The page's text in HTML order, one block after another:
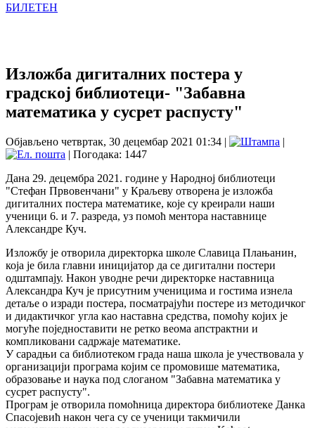
БИЛЕТЕН
Изложба дигиталних постера у
градској библиотеци- "Забавна
математика у сусрет распусту"
Објављено четвртак, 30 децембар 2021 01:34 |
|
| Погодака: 1447
Дана 29. децембра 2021. године у Народној библиотеци
"Стефан Првовенчани" у Краљеву отворена је изложба
дигиталних постера математике, које су креирали наши
ученици 6. и 7. разреда, уз помоћ ментора наставнице
Александре Куч.
Изложбу је отворила директорка школе Славица Плањанин,
која је била главни иницијатор да се дигитални постери
одштампају. Након уводне речи директорке наставница
Александра Куч је присутним ученицима и гостима изнела
детаље о изради постера, посматрајући постере из методичког
и дидактичког угла као наставна средства, помоћу којих је
могуће поједноставити не ретко веома апстрактни и
компликовани садржаје математике.
У сарадњи са библиотеком града наша школа је учествовала у
организацији програма којим се промовише математика,
образовање и наука под слоганом "Забавна математика у
сусрет распусту".
Програм је отворила помоћница директора библиотеке Данка
Спасојевић након чега су се ученици такмичили